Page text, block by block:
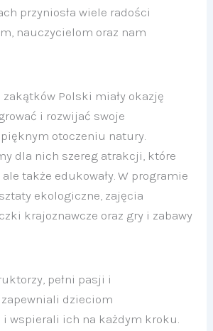
przyniosła wiele radości
nauczycielom oraz nam
zakątków Polski miały okazję
i rozwijać swoje
otoczeniu natury.
dla nich szereg atrakcji, które
także edukowały. W programie
ekologiczne, zajęcia
krajoznawcze oraz gry i zabawy
pełni pasji i
zapewniali dzieciom
i wspierali ich na każdym kroku.